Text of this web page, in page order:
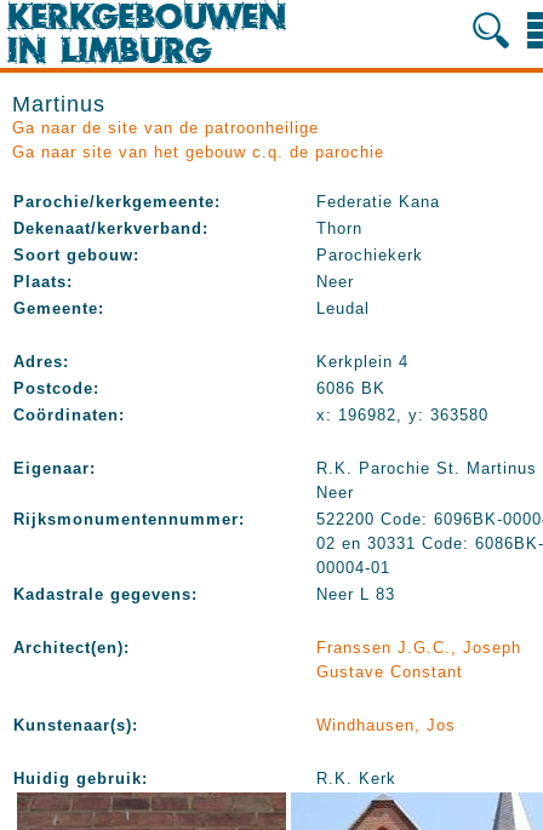
Martinus
Ga naar de site van de patroonheilige
Ga naar site van het gebouw c.q. de parochie
Parochie/kerkgemeente:
Federatie Kana
Dekenaat/kerkverband:
Thorn
Soort gebouw:
Parochiekerk
Plaats:
Neer
Gemeente:
Leudal
Adres:
Kerkplein 4
Postcode:
6086 BK
Coördinaten:
x: 196982, y: 363580
Eigenaar:
R.K. Parochie St. Martinus
Neer
Rijksmonumentennummer:
522200 Code: 6096BK-
02 en 30331 Code: 6086BK-
00004-01
Kadastrale gegevens:
Neer L 83
Architect(en):
Franssen J.G.C., Joseph
Gustave Constant
Kunstenaar(s): Windhausen, Jos
Huidig gebruik: R.K. Kerk